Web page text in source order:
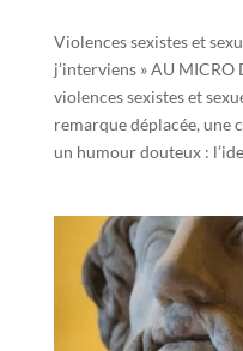
Violences sexistes et
j’interviens » AU MICRO
violences sexistes et
remarque déplacée, une
un humour douteux :